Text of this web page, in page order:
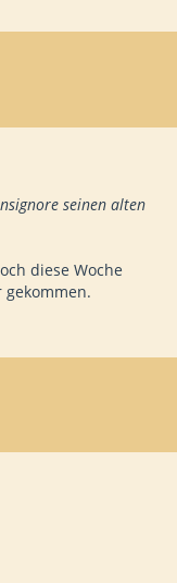
seinen alten
diese Woche